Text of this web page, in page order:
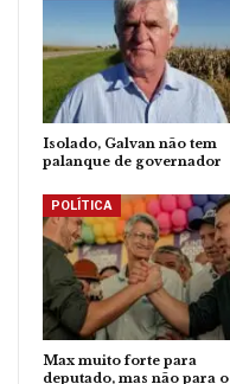
Isolado, Galvan não tem
palanque de governador
POLÍTICA
Max muito forte para
deputado, mas não para o